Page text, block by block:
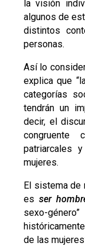
la visión
algunos de
distintos
personas.
Así lo
explica que
categorías
tendrán un
decir, el
congruente
patriarcales
mujeres.
El sistema de
es ser
sexo-
de las